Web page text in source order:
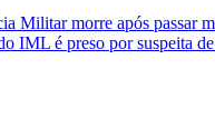
Militar morre após passar
IML é preso por suspeita